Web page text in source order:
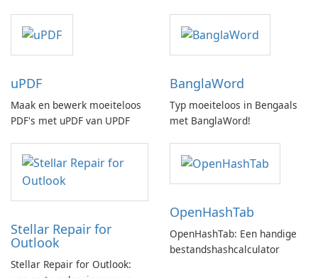
uPDF
Maak en bewerk moeiteloos
PDF's met uPDF van UPDF
BanglaWord
Typ moeiteloos in Bengaals
met BanglaWord!
Stellar Repair for
Outlook
Stellar Repair for Outlook:
OpenHashTab
OpenHashTab: Een handige
bestandshashcalculator